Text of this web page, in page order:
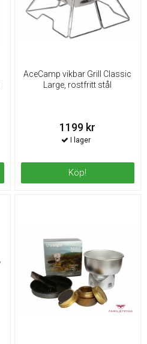
AceCamp vikbar Grill Classic
Large, rostfritt stål
1199 kr
Köp!